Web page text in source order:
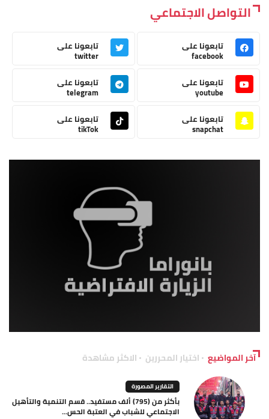
التواصل الاجتماعي
تابعونا على
facebook
تابعونا على
twitter
تابعونا على
youtube
تابعونا على
telegram
تابعونا على
snapchat
تابعونا على
tikTok
آخر المواضيع اختيار المحررين الاكثر مشاهدة
التقارير المصورة
بأكثر من (795) ألف مستفيد.. قسم التنمية والتأهيل
الاجتماعي للشباب في العتبة الحس...